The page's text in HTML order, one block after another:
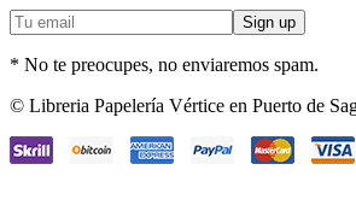
* No te preocupes, no enviaremos spam.
Facebook
Instagram
© Libreria Papelería Vértice en Puerto de